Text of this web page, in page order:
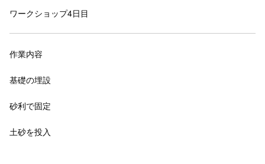
ワークショップ4日目
作業内容
基礎の埋設
砂利で固定
土砂を投入